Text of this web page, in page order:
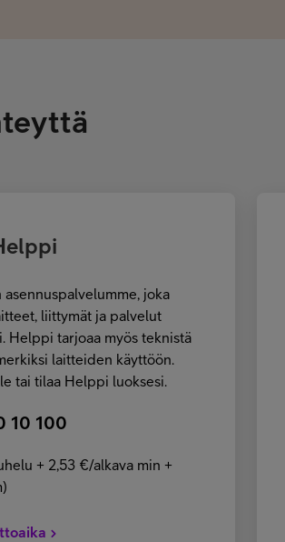
joka
liittymät ja palvelut
Helppi tarjoaa myös teknistä
laitteiden käyttöön.
tai tilaa Helppi luoksesi.
10 100
+ 2,53 €/alkava min +